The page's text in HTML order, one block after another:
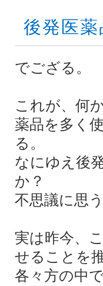
後発医
でござる。
これが、何
薬品を多く
る。
なにゆえ後
か？
不思議に思
実は昨今、
せることを
各々方の中